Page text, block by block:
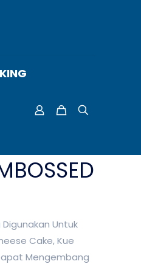
Untuk
Cake, Kue
Mengembang